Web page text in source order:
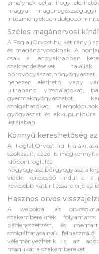
amelynek célja, hogy
magyar
intézményekben dolgozó
Széles magánorvosi
A FoglaljOrvost.hu kétirányú
és magánorvosoknak. A
csak a leggyakrabban
szakrendeléseket
nehezen elérhető, vagy
ultrahang vizsgálatokat,
gyermekgyógyászatot,
szolgáltatókat,
gyógyászat és akkupunktúra
listájában.
Könnyű kereshetőség
A FoglaljOrvost.hu
szokásait, ezzel is
vidéki keresésből indul el a
kevesebb kattintással elérje az
Hasznos orvos
A weboldal az
szakembereknek
páciensszerzést, és
szolgáltatásainak
véleményezhetik is az
magukat a szakembereket.